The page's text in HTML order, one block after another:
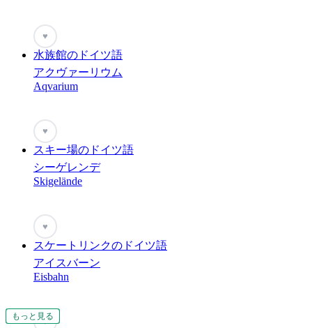
もっと見る
もっと見る
もっと見る
もっと見る
もっと見る
もっと見る
♥
水族館のドイツ語
アクヴァーリウム
Aqvarium
♥
スキー場のドイツ語
シーゲレンデ
Skigelände
♥
スケートリンクのドイツ語
アイスバーン
Eisbahn
♥
もっと見る
もっと見る
もっと見る